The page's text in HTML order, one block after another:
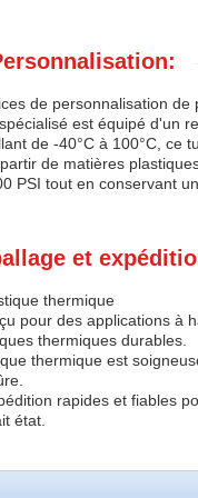
de personnalisation
est équipé d'un
de -40°C à 100°C, ce
de matières
PSI tout en conservant
et
thermique
pour des applications à
thermiques durables.
thermique est
rapides et fiables
état.